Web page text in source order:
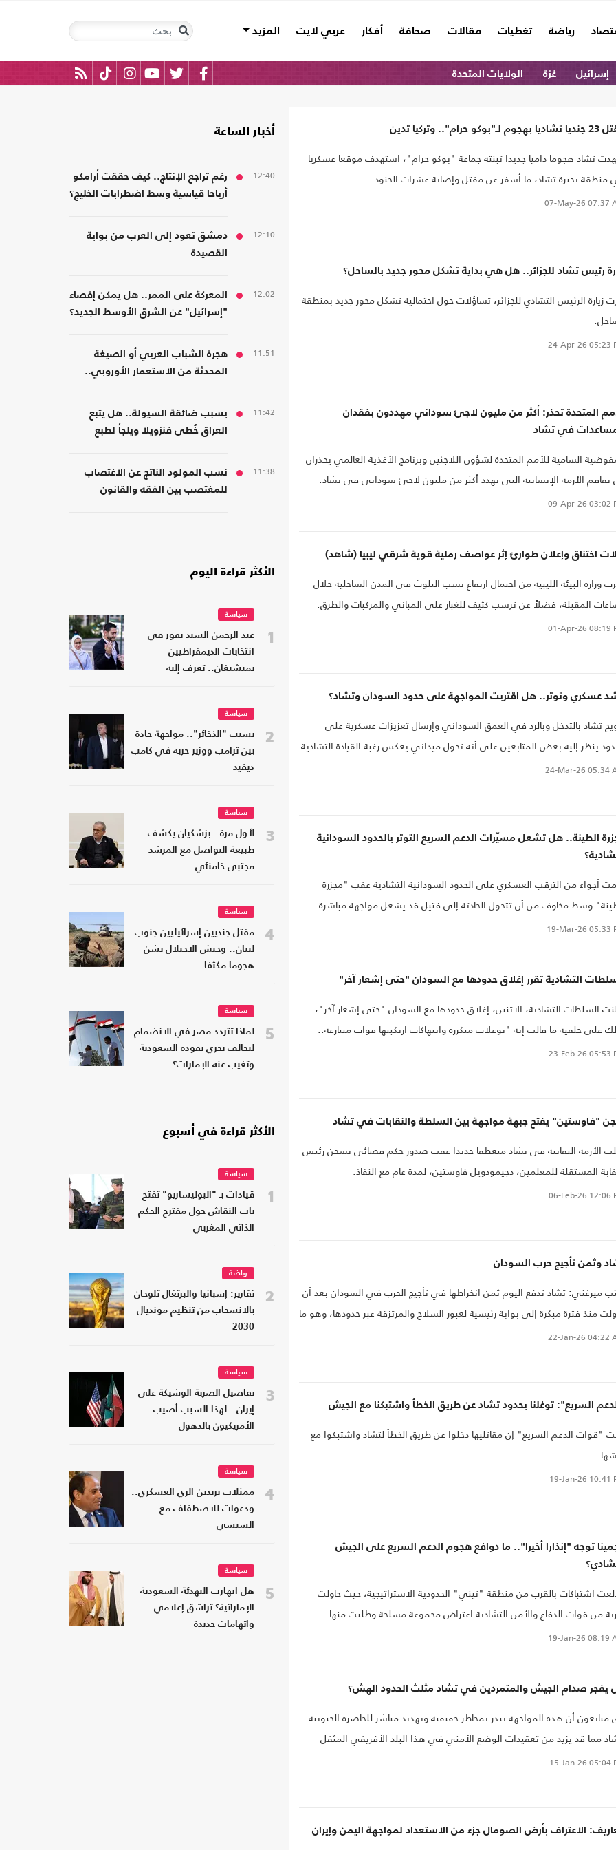
رياضة تغطيات مقالات صحافة أفكار عربي لايت المزيد
إسرائيل غزة الولايات المتحدة
لـ"بوكو حرام".. وتركيا تدين
تشاد هجوما داميا جديدا تبنته جماعة "بوكو حرام"، استهدف موقعا عسكريا
منطقة بحيرة تشاد، ما أسفر عن مقتل وإصابة عشرات الجنود.
07-May-26 07:37
رئيس تشاد للجزائر.. هل هي بداية تشكل محور جديد بالساحل؟
زيارة الرئيس التشادي للجزائر، تساؤلات حول احتمالية تشكل محور جديد بمنطقة
24-Apr-26 05:23
المتحدة تحذر: أكثر من مليون لاجئ سوداني مهددون بفقدان
في تشاد
السامية للأمم المتحدة لشؤون اللاجئين وبرنامج الأغذية العالمي يحذران
الأزمة الإنسانية التي تهدد أكثر من مليون لاجئ سوداني في تشاد.
09-Apr-26 03:02
اختناق وإعلان طوارئ إثر عواصف رملية قوية شرقي ليبيا (شاهد)
وزارة البيئة الليبية من احتمال ارتفاع نسب التلوث في المدن الساحلية خلال
المقبلة، فضلاً عن ترسب كثيف للغبار على المباني والمركبات والطرق.
01-Apr-26 08:19
عسكري وتوتر.. هل اقتربت المواجهة على حدود السودان وتشاد؟
تشاد بالتدخل وبالرد في العمق السوداني وإرسال تعزيزات عسكرية على
ينظر إليه بعض المتابعين على أنه تحول ميداني يعكس رغبة القيادة التشادية
خط أحمر، لحماية أراضيها من شظايا الحرب السودانية المستعرة.
24-Mar-26 05:34
الطينة.. هل تشعل مسيّرات الدعم السريع التوتر بالحدود السودانية
أجواء من الترقب العسكري على الحدود السودانية التشادية عقب "مجزرة
وسط مخاوف من أن تتحول الحادثة إلى فتيل قد يشعل مواجهة مباشرة
حدود البلدين
19-Mar-26 05:33
التشادية تقرر إغلاق حدودها مع السودان "حتى إشعار آخر"
السلطات التشادية، الاثنين، إغلاق حدودها مع السودان "حتى إشعار آخر"،
على خلفية ما قالت إنه "توغلات متكررة وانتهاكات ارتكبتها قوات متنازعة..
23-Feb-26 05:53
"فاوستين" يفتح جبهة مواجهة بين السلطة والنقابات في تشاد
الأزمة النقابية في تشاد منعطفا جديدا عقب صدور حكم قضائي بسجن رئيس
المستقلة للمعلمين، دجيمودويل فاوستين، لمدة عام مع النفاذ.
06-Feb-26 12:06
وثمن تأجيج حرب السودان
ميرغني: تشاد تدفع اليوم ثمن انخراطها في تأجيج الحرب في السودان بعد أن
منذ فترة مبكرة إلى بوابة رئيسية لعبور السلاح والمرتزقة عبر حدودها، وهو ما
تقارير دولية متعددة.
22-Jan-26 04:22
السريع": توغلنا بحدود تشاد عن طريق الخطأ واشتبكنا مع الجيش
"قوات الدعم السريع" إن مقاتليها دخلوا عن طريق الخطأ لتشاد واشتبكوا مع
19-Jan-26 10:41
توجه "إنذارا أخيرا".. ما دوافع هجوم الدعم السريع على الجيش
اشتباكات بالقرب من منطقة "تيني" الحدودية الاستراتيجية، حيث حاولت
من قوات الدفاع والأمن التشادية اعتراض مجموعة مسلحة وطلبت منها
ونزع السلاح
19-Jan-26 08:19
يفجر صدام الجيش والمتمردين في تشاد مثلث الحدود الهش؟
متابعون أن هذه المواجهة تنذر بمخاطر حقيقية وتهديد مباشر للخاصرة الجنوبية
مما قد يزيد من تعقيدات الوضع الأمني في هذا البلد الأفريقي المثقل
الأهلية والواقع في واحدة من أكثر المناطق الإفريقية اضطرابا.
15-Jan-26 05:04
الاعتراف بأرض الصومال جزء من الاستعداد لمواجهة اليمن وإيران
أخبار الساعة
12:40
رغم تراجع الإنتاج.. كيف حققت أرامكو
أرباحا قياسية وسط اضطرابات الخليج؟
12:10
دمشق تعود إلى العرب من بوابة
القصيدة
12:02
المعركة على الممر.. هل يمكن إقصاء
"إسرائيل" عن الشرق الأوسط الجديد؟
11:51
هجرة الشباب العربي أو الصيغة
المحدثة من الاستعمار الأوروبي..
11:42
بسبب ضائقة السيولة.. هل يتبع
العراق خُطى فنزويلا ويلجأ لطبع
11:38
نسب المولود الناتج عن الاغتصاب
للمغتصب بين الفقه والقانون
الأكثر قراءة اليوم
1
سياسة
عبد الرحمن السيد يفوز في
انتخابات الديمقراطيين
بميشيغان.. تعرف إليه
2
سياسة
بسبب "الذخائر".. مواجهة حادة
بين ترامب ووزير حربه في كامب
ديفيد
3
سياسة
لأول مرة.. بزشكيان يكشف
طبيعة التواصل مع المرشد
مجتبى خامنئي
4
سياسة
مقتل جنديين إسرائيليين جنوب
لبنان.. وجيش الاحتلال يشن
هجوما مكثفا
5
سياسة
لماذا تتردد مصر في الانضمام
لتحالف بحري تقوده السعودية
وتغيب عنه الإمارات؟
الأكثر قراءة في أسبوع
1
سياسة
قيادات بـ "البوليساريو" تفتح
باب النقاش حول مقترح الحكم
الذاتي المغربي
2
رياضة
تقارير: إسبانيا والبرتغال تلوحان
بالانسحاب من تنظيم مونديال
2030
3
سياسة
تفاصيل الضربة الوشيكة على
إيران.. لهذا السبب أصيب
الأمريكيون بالذهول
4
سياسة
ممثلات يرتدين الزي العسكري..
ودعوات للاصطفاف مع
السيسي
5
سياسة
هل انهارت التهدئة السعودية
الإماراتية؟ تراشق إعلامي
واتهامات جديدة